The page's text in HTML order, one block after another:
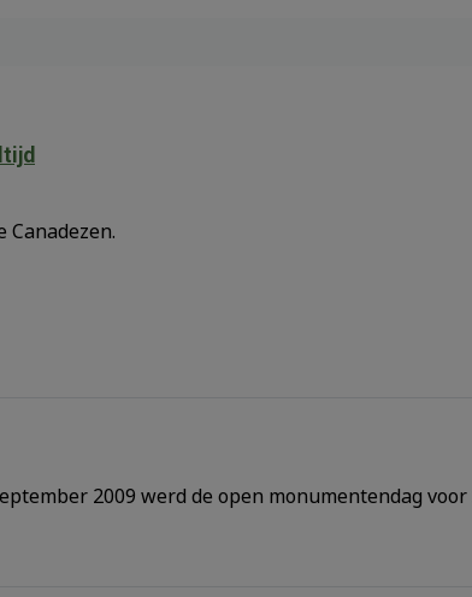
2009 werd de open monumentendag